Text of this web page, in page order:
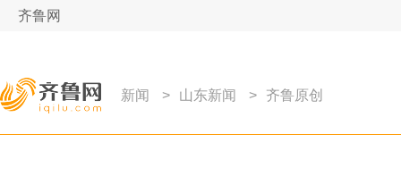
齐鲁网
新闻 > 山东新闻 > 齐鲁原创